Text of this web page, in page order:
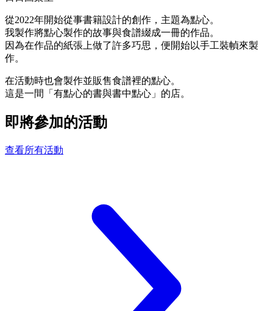
從2022年開始從事書籍設計的創作，主題為點心。
我製作將點心製作的故事與食譜綴成一冊的作品。
因為在作品的紙張上做了許多巧思，便開始以手工裝幀來製
作。
在活動時也會製作並販售食譜裡的點心。
這是一間「有點心的書與書中點心」的店。
即將參加的活動
查看所有活動